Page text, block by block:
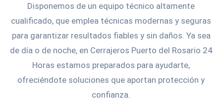
Disponemos de un equipo técnico altamente
cualificado, que emplea técnicas modernas y seguras
para garantizar resultados fiables y sin daños. Ya sea
de día o de noche, en Cerrajeros Puerto del Rosario 24
Horas estamos preparados para ayudarte,
ofreciéndote soluciones que aportan protección y
confianza.